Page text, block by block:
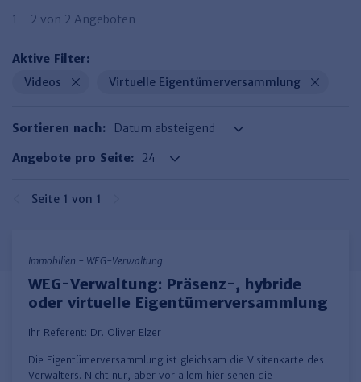
Haufe Finance Office
Haufe Zeugnis Manager
Sozialrechtprodukte
Haufe Arbeitsschutz
Haufe TVöD/TV-L Office
1 - 2 von 2 Angeboten
Aktive Filter:
Videos
Virtuelle Eigentümerversammlung
Sortieren nach:
Angebote pro Seite:
Seite 1 von 1
Immobilien - WEG-Verwaltung
WEG-Verwaltung: Präsenz-, hybride
oder virtuelle Eigentümerversammlung
Ihr Referent: Dr. Oliver Elzer
Die Eigentümerversammlung ist gleichsam die Visitenkarte des
Verwalters. Nicht nur, aber vor allem hier sehen die